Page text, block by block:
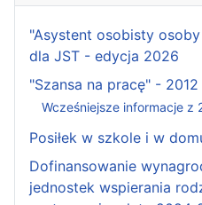
"Asystent osobisty
dla JST - edycja 2026
"Szansa na pracę" - 2012
Wcześniejsze informacje z
Posiłek w szkole i w
Dofinansowanie
jednostek wspierania